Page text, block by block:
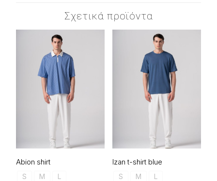
Σχετικά προϊόντα
Abion shirt
S M L
Izan t-shirt blue
S M L